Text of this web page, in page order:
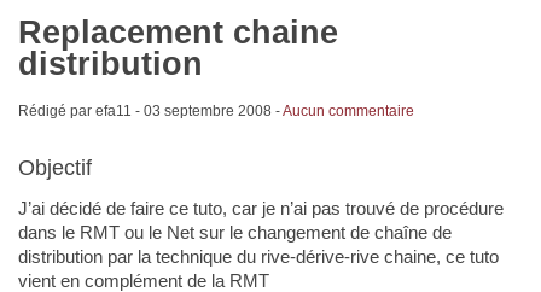
Replacement chaine
distribution
Rédigé par efa11 - 03 septembre 2008 -Aucun commentaire
Objectif
J’ai décidé de faire ce tuto, car je n’ai pas trouvé de procédure
dans le RMT ou le Net sur le changement de chaîne de
distribution par la technique du rive-dérive-rive chaine, ce tuto
vient en complément de la RMT